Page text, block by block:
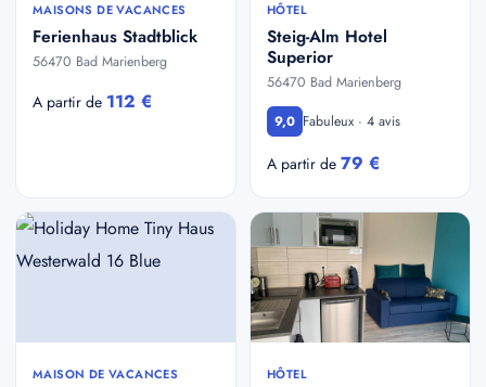
MAISONS DE VACANCES
Ferienhaus Stadtblick
56470 Bad Marienberg
A partir de 112 €
HÔTEL
Steig-Alm Hotel
Superior
56470 Bad Marienberg
9,0 Fabuleux · 4 avis
A partir de 79 €
MAISON DE VACANCES HÔTEL